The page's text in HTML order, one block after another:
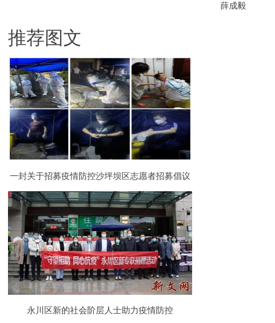
薛成毅
推荐图文
一封关于招募疫情防控沙坪坝区志愿者招募倡议
书
永川区新的社会阶层人士助力疫情防控